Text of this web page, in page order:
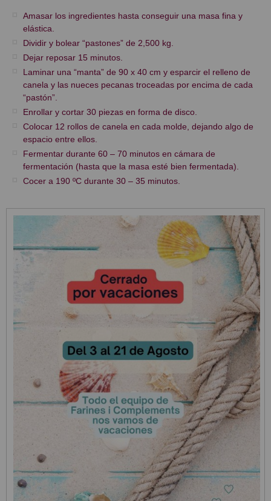
Amasar los ingredientes hasta conseguir una masa fina y
elástica.
Dividir y bolear “pastones” de 2,500 kg.
Dejar reposar 15 minutos.
Laminar una “manta” de 90 x 40 cm y esparcir el relleno de
canela y las nueces pecanas troceadas por encima de cada
“pastón”.
Enrollar y cortar 30 piezas en forma de disco.
Colocar 12 rollos de canela en cada molde, dejando algo de
espacio entre ellos.
Fermentar durante 60 – 70 minutos en cámara de
fermentación (hasta que la masa esté bien fermentada).
Cocer a 190 ºC durante 30 – 35 minutos.